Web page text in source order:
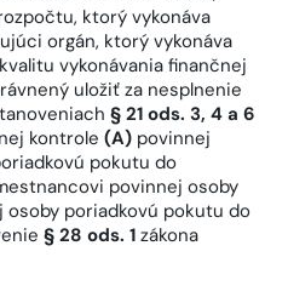
ktorý vykonáva
orgán, ktorý vykonáva
vykonávania finančnej
uložiť za nesplnenie
§ 21 ods. 3, 4 a 6
kontrole (A) povinnej
pokutu do
povinnej osoby
poriadkovú pokutu do
§ 28 ods. 1 zákona